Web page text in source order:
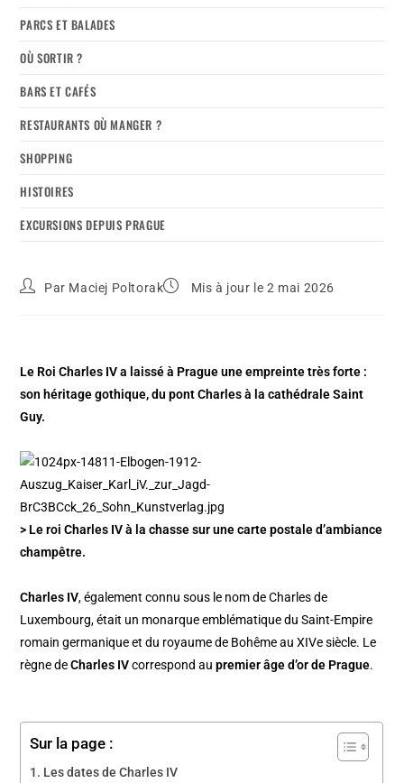
PARCS ET BALADES
OÙ SORTIR ?
BARS ET CAFÉS
RESTAURANTS OÙ MANGER ?
SHOPPING
HISTOIRES
EXCURSIONS DEPUIS PRAGUE
Par Maciej Poltorak Mis à jour le 2 mai 2026
Le Roi Charles IV a laissé à Prague une empreinte très forte :
son héritage gothique, du pont Charles à la cathédrale Saint
Guy.
> Le roi Charles IV à la chasse sur une carte postale d’ambiance
champêtre.
Charles IV, également connu sous le nom de Charles de
Luxembourg, était un monarque emblématique du Saint-Empire
romain germanique et du royaume de Bohême au XIVe siècle. Le
règne deCharles IVcorrespond aupremier âge d’or de Prague.
Sur la page :
Les dates de Charles IV